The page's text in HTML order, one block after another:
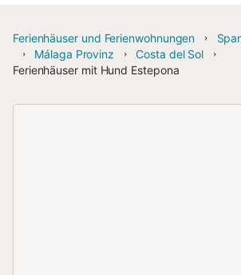
Ferienhäuser und Ferienwohnungen
Málaga Provinz
Costa del Sol
Ferienhäuser mit Hund Estepona